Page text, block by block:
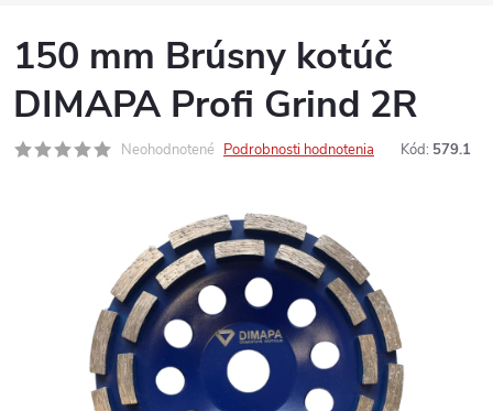
150 mm Brúsny kotúč
DIMAPA Profi Grind 2R
Neohodnotené Podrobnosti hodnotenia Kód: 579.1